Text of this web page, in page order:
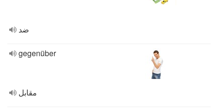
ضد
gegenüber
مقابل